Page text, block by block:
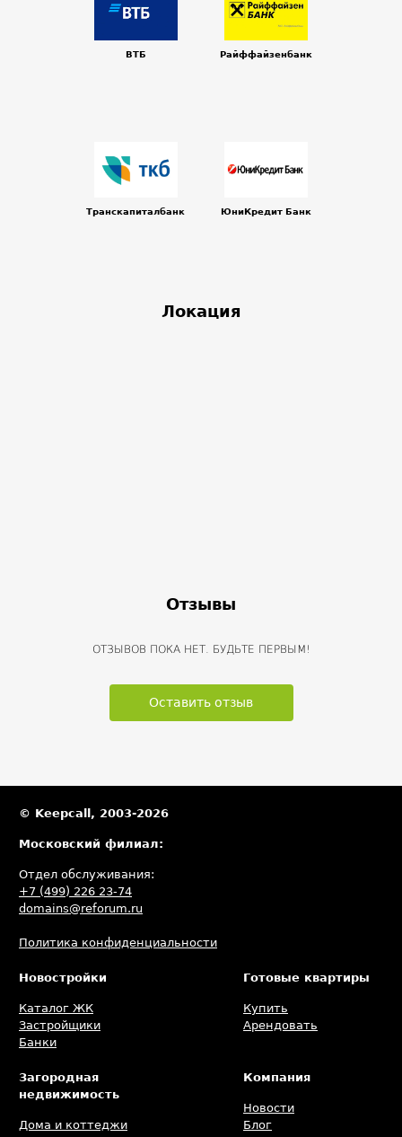
ВТБ Райффайзенбанк
Транскапиталбанк ЮниКредит Банк
Локация
Отзывы
ОТЗЫВОВ ПОКА НЕТ. БУДЬТЕ ПЕРВЫМ!
Оставить отзыв
© Keepcall, 2003-2026
Московский филиал:
Отдел обслуживания:
+7 (499) 226 23-74
domains@reforum.ru
Политика конфиденциальности
Новостройки
Каталог ЖК
Застройщики
Банки
Готовые квартиры
Купить
Арендовать
Загородная
недвижимость
Дома и коттеджи
Компания
Новости
Блог